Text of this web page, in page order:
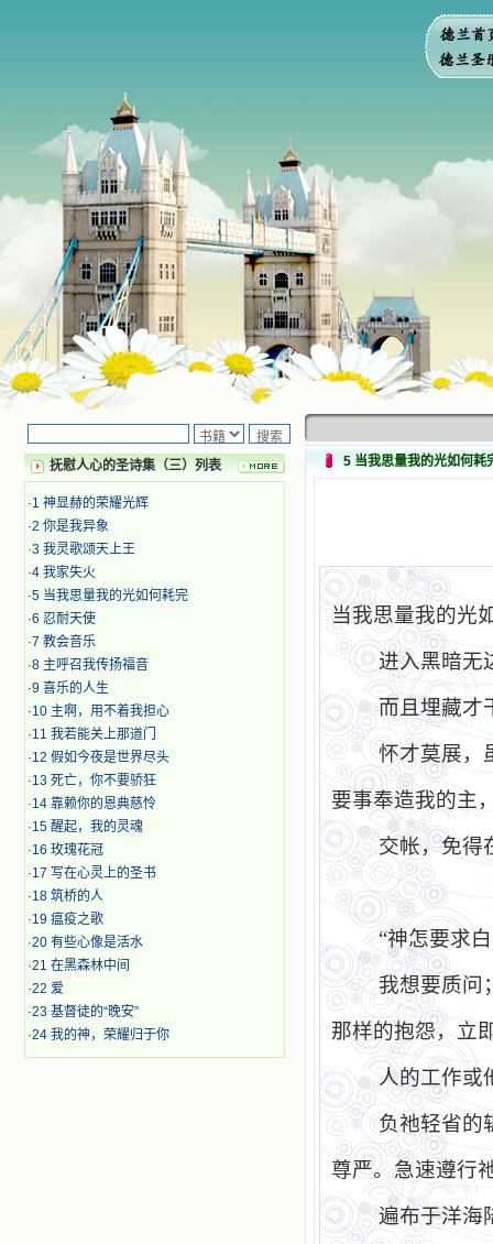
抚慰人心的圣诗集（三）列表
·1 神显赫的荣耀光辉
·2 你是我异象
·3 我灵歌颂天上王
·4 我家失火
·5 当我思量我的光如何耗完
·6 忍耐天使
·7 教会音乐
·8 主呼召我传扬福音
·9 喜乐的人生
·10 主啊，用不着我担心
·11 我若能关上那道门
·12 假如今夜是世界尽头
·13 死亡，你不要骄狂
·14 靠赖你的恩典慈怜
·15 醒起，我的灵魂
·16 玫瑰花冠
·17 写在心灵上的圣书
·18 筑桥的人
·19 瘟疫之歌
·20 有些心像是活水
·21 在黑森林中间
·22 爱
·23 基督徒的“晚安”
·24 我的神，荣耀归于你
5 当我思量我的光如何耗
当我思量我的光
进入黑暗无边
而且埋藏才干
怀才莫展，虽
要事奉造我的主
交帐，免得在
“神怎要求白
我想要质问
那样的抱怨，立
人的工作或他
负祂轻省的轭
尊严。急速遵行
遍布于洋海陆